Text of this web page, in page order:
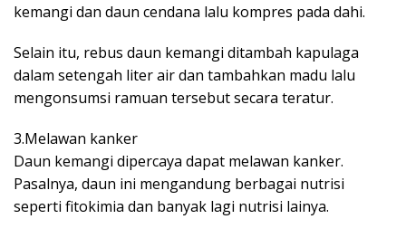
kemangi dan daun cendana lalu kompres pada dahi.
Selain itu, rebus daun kemangi ditambah kapulaga
dalam setengah liter air dan tambahkan madu lalu
mengonsumsi ramuan tersebut secara teratur.
3.Melawan kanker
Daun kemangi dipercaya dapat melawan kanker.
Pasalnya, daun ini mengandung berbagai nutrisi
seperti fitokimia dan banyak lagi nutrisi lainya.